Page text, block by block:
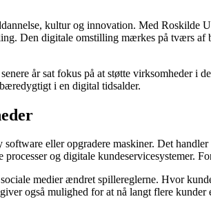
kultur og innovation. Med
Den digitale omstilling mærkes på tværs af
år sat fokus på at støtte virksomheder i
i en digital tidsalder.
eller opgradere maskiner. Det
og digitale kundeservicesystemer.
medier ændret spillereglerne. Hvor
også mulighed for at nå langt flere kunder